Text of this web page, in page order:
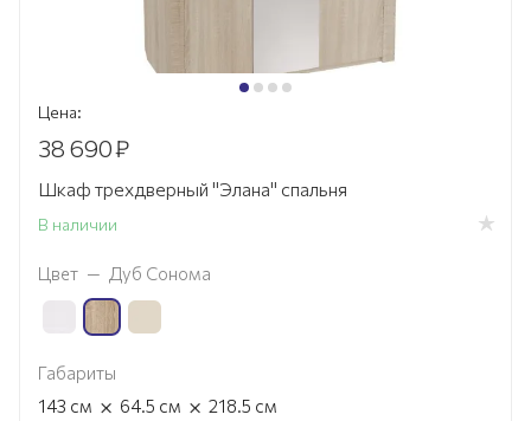
Цена:
38 690₽
Шкаф трехдверный "Элана" спальня
В наличии
Цвет — Дуб Сонома
Габариты
143 см × 64.5 см × 218.5 см